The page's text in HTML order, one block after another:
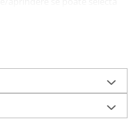
neutra, rece)
intensitatea luminii dar
aplicatiei si
luminii dar din
corpurile de
cea ce inseamna